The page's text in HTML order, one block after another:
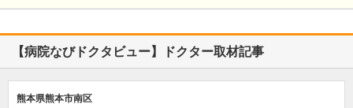
【病院なびドクタビュー】ドクター取材記事
熊本県熊本市南区